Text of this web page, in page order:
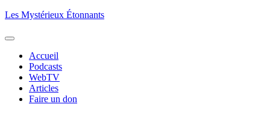
Aller
contenu
Les Mystérieux Étonnants
Accueil
Podcasts
WebTV
Articles
Faire un don